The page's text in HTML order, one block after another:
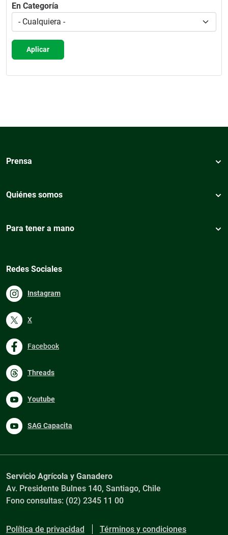
En Categoría
Aplicar
Prensa
Quiénes somos
Para tener a mano
Redes Sociales
Instagram
X
Facebook
Threads
Youtube
SAG Capacita
Servicio Agrícola y Ganadero
Av. Presidente Bulnes 140, Santiago, Chile
Fono consultas: (02) 2345 11 00
Política de privacidad Términos y condiciones